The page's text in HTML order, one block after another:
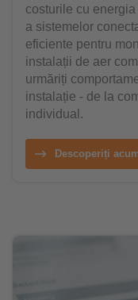
costurile cu
a sistemelor
eficiente pentru
instalații de aer
urmăriți
instalație - de la
individual.
Descoperiți